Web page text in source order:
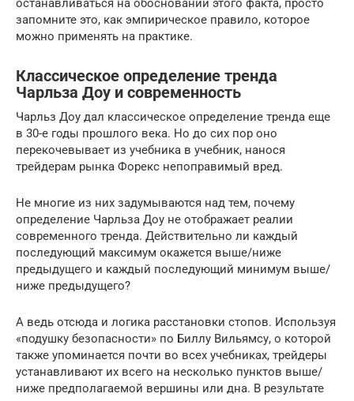
останавливаться на обосновании этого факта, просто
запомните это, как эмпирическое правило, которое
можно применять на практике.
Классическое определение тренда
Чарльза Доу и современность
Чарльз Доу дал классическое определение тренда еще
в 30-е годы прошлого века. Но до сих пор оно
перекочевывает из учебника в учебник, нанося
трейдерам рынка Форекс непоправимый вред.
Не многие из них задумываются над тем, почему
определение Чарльза Доу не отображает реалии
современного тренда. Действительно ли каждый
последующий максимум окажется выше/ниже
предыдущего и каждый последующий минимум выше/
ниже предыдущего?
А ведь отсюда и логика расстановки стопов. Используя
«подушку безопасности» по Биллу Вильямсу, о которой
также упоминается почти во всех учебниках, трейдеры
устанавливают их всего на несколько пунктов выше/
ниже предполагаемой вершины или дна. В результате